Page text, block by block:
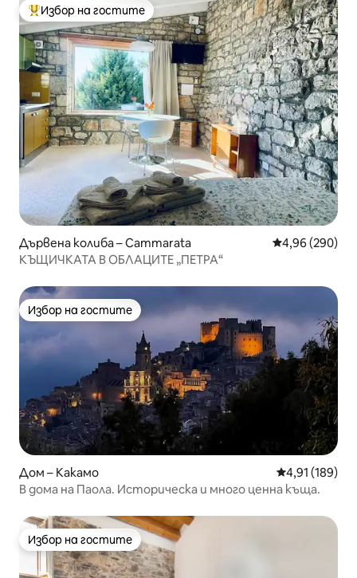
Най-популярен избор на гостите
Избор на гостите
Дървена колиба – Cammarata Средна
4,96 (290)
КЪЩИЧКАТА В ОБЛАЦИТЕ „ПЕТРА“
Избор на гостите
Избор на гостите
Дом – Какамо Средна
4,91 (189)
В дома на Паола. Историческа и много ценна къща.
Избор на гостите
Избор на гостите